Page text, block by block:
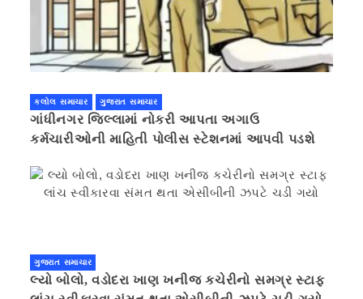
કલોલ સમાચાર ગુજરાત સમાચાર
ગાંધીનગર જિલ્લામાં નોકરી આપતા અગાઉ
કર્મચારીઓની માહિતી પોલીસ સ્ટેશનમાં આપવી પડશે
ગુજરાત સમાચાર
લ્યો બોલો, વડોદરા ખાણ ખનીજ કચેરીનો સમગ્ર સ્ટાફ